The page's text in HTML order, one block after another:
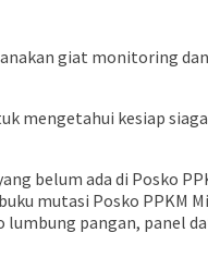
giat monitoring
mengetahui kesiap
belum ada di Posko
mutasi Posko PPKM
pangan, panel